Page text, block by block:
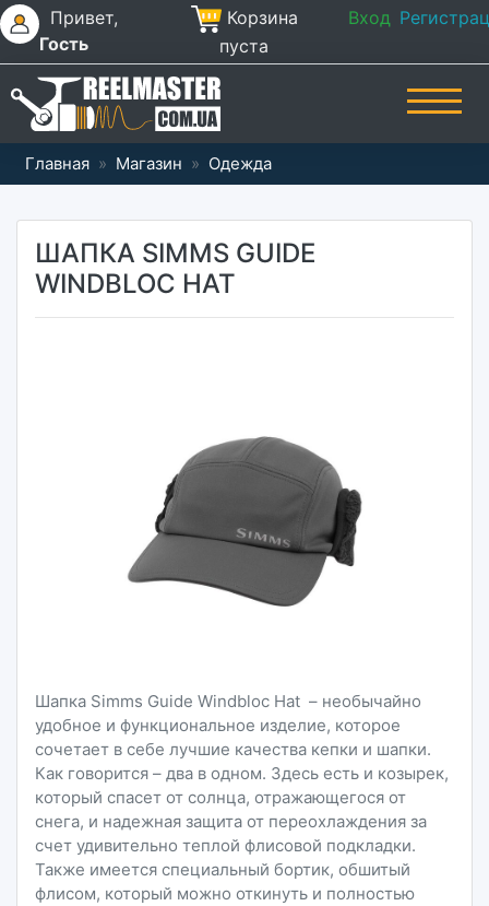
Привет,
Гость
Корзина
пуста
Вход
Главная » Магазин » Одежда
ШАПКА SIMMS GUIDE
WINDBLOC HAT
Шапка Simms Guide Windbloc Hat – необычайно
удобное и функциональное изделие, которое
сочетает в себе лучшие качества кепки и шапки.
Как говорится – два в одном. Здесь есть и козырек,
который спасет от солнца, отражающегося от
снега, и надежная защита от переохлаждения за
счет удивительно теплой флисовой подкладки.
Также имеется специальный бортик, обшитый
флисом, который можно откинуть и полностью